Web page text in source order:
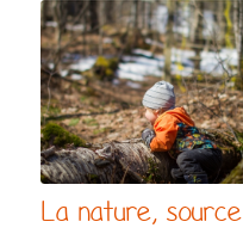
La nature, source